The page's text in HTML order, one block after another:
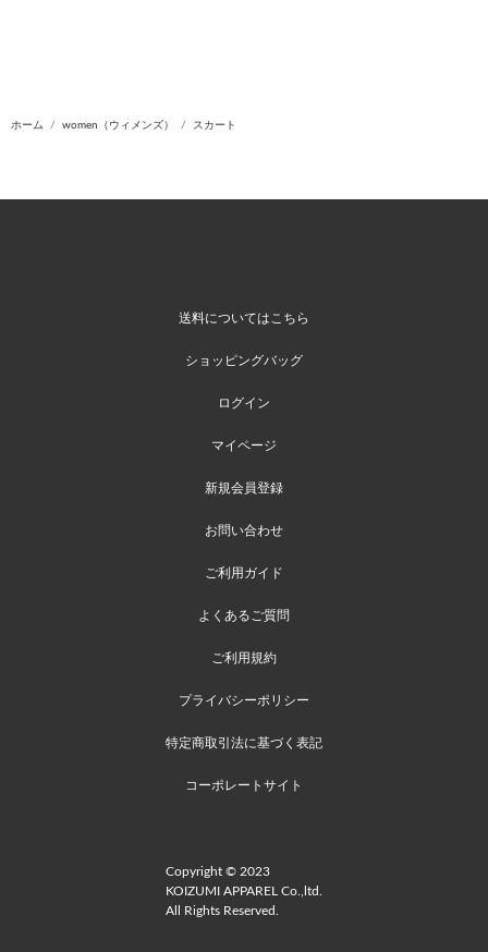
ホーム women（ウィメンズ） スカート
送料についてはこちら
ショッピングバッグ
ログイン
マイページ
新規会員登録
お問い合わせ
ご利用ガイド
よくあるご質問
ご利用規約
プライバシーポリシー
特定商取引法に基づく表記
コーポレートサイト
Copyright © 2023
KOIZUMI APPAREL Co.,ltd.
All Rights Reserved.